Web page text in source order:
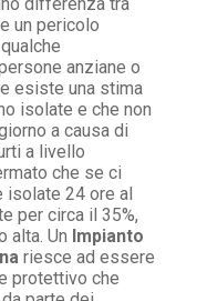
un pericolo
anziane o
esiste una stima
isolate e che non
a causa di
a livello
che se ci
isolate 24 ore al
per circa il 35%,
alta. Un Impianto
riesce ad essere
protettivo che